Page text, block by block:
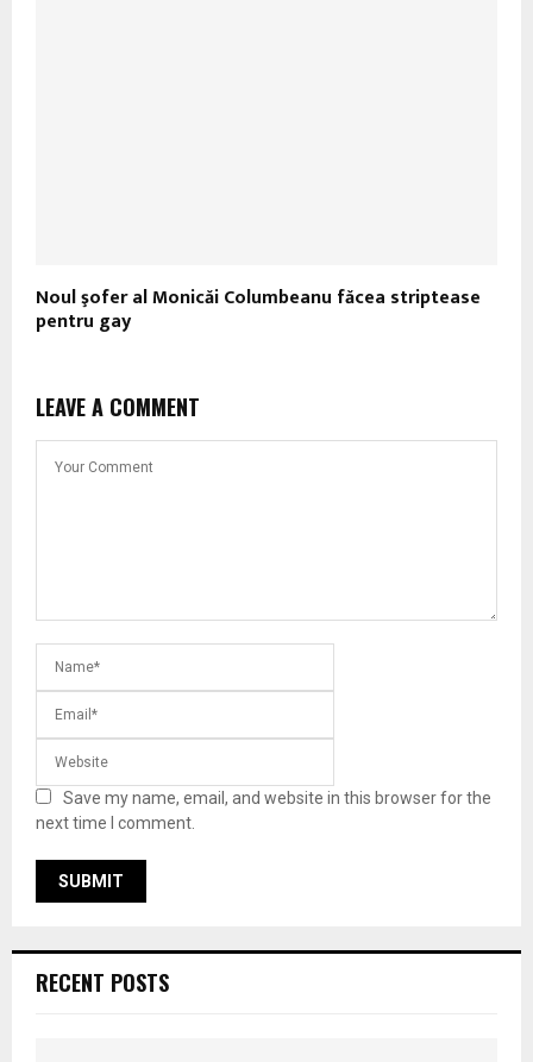
Noul şofer al Monicăi Columbeanu făcea striptease
pentru gay
LEAVE A COMMENT
Save my name, email, and website in this browser for the
next time I comment.
RECENT POSTS